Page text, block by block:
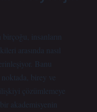
insanların
arasında nasıl
Banu
noktada, birey ve
çözümlemeye
akademisyenin